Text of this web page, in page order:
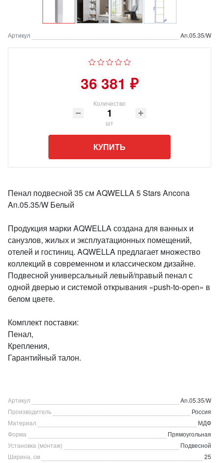
Артикул An.05.35/W
36 381 ₽
Количество
шт
КУПИТЬ
Пенал подвесной 35 см AQWELLA 5 Stars Ancona
An.05.35/W Белый
Продукция марки AQWELLA создана для ванных и
санузлов, жилых и эксплуатационных помещений,
отелей и гостиниц. AQWELLA предлагает множество
коллекций в современном и классическом дизайне.
Подвесной универсальный левый/правый пенал с
одной дверью и системой открывания «push-to-open» в
белом цвете.
Комплект поставки:
Пенал,
Крепления,
Гарантийный талон.
Артикул
An.05.35/W
Производитель
Россия
Материал
МДФ
Форма
Прямоугольная
Установка (монтаж)
Подвесной
Ширина, см
25